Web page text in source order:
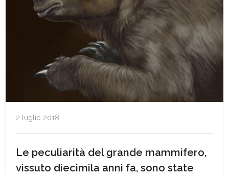
2 luglio 2018
Le peculiarità del grande mammifero,
vissuto diecimila anni fa, sono state